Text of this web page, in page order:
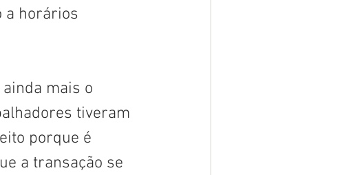
a horários
mais o
tiveram
porque é
a transação se